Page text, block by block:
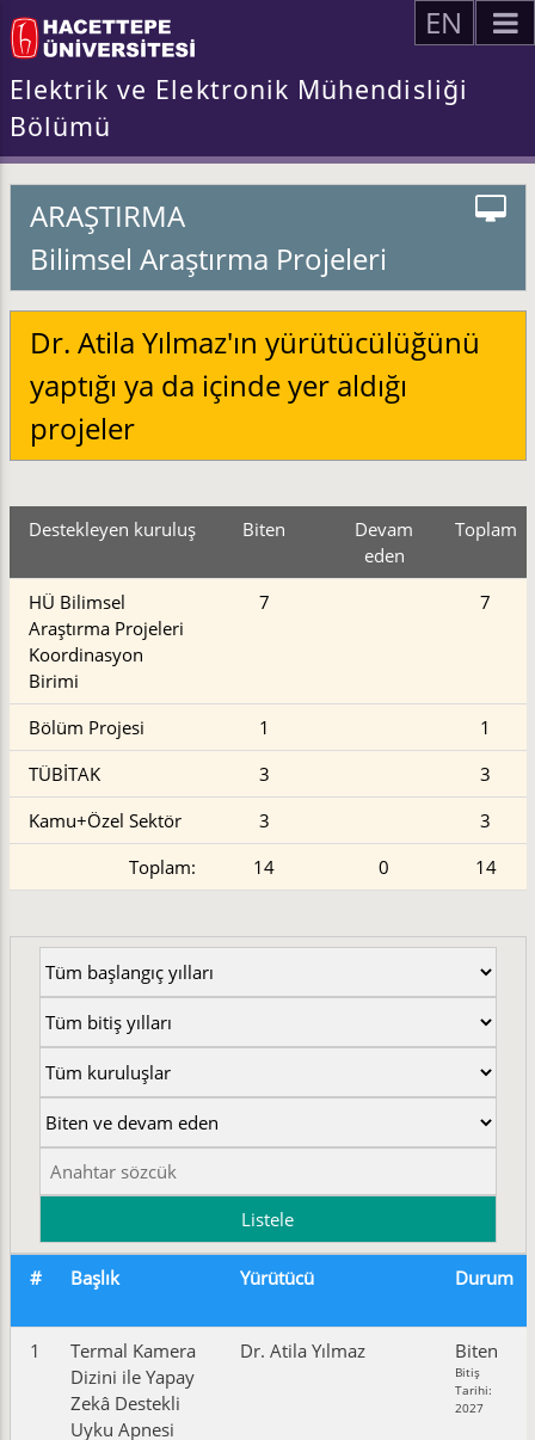
EN
Elektrik ve Elektronik Mühendisliği
Bölümü
ARAŞTIRMA
Bilimsel Araştırma Projeleri
Dr. Atila Yılmaz'ın yürütücülüğünü
yaptığı ya da içinde yer aldığı
projeler
Destekleyen kuruluş Biten
Devam
eden
Toplam
HÜ Bilimsel
Araştırma Projeleri
Koordinasyon
Birimi
7 7
Bölüm Projesi 1
1
TÜBİTAK
3
3
Kamu+Özel Sektör
3
3
Toplam:
14 0 14
# Başlık Yürütücü Durum
1
Termal Kamera
Dizini ile Yapay
Zekâ Destekli
Uyku Apnesi
Dr. Atila Yılmaz Biten
Bitiş
Tarihi:
2027